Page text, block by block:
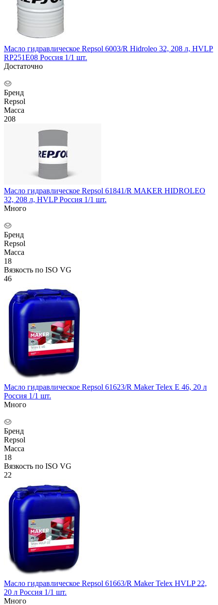
Масло гидравлическое Repsol 6003/R Hidroleo 32, 208 л, HVLP
RP251E08 Россия 1/1 шт.
Достаточно
Бренд
Repsol
Масса
208
Масло гидравлическое Repsol 61841/R MAKER HIDROLEO
32, 208 л, HVLP Россия 1/1 шт.
Много
Бренд
Repsol
Масса
18
Вязкость по ISO VG
46
Масло гидравлическое Repsol 61623/R Maker Telex E 46, 20 л
Россия 1/1 шт.
Много
Бренд
Repsol
Масса
18
Вязкость по ISO VG
22
Масло гидравлическое Repsol 61663/R Maker Telex HVLP 22,
20 л Россия 1/1 шт.
Много